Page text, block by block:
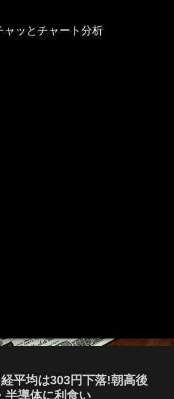
ャッとチャート分析
経平均は303円下落!朝高後
半導体に利食い